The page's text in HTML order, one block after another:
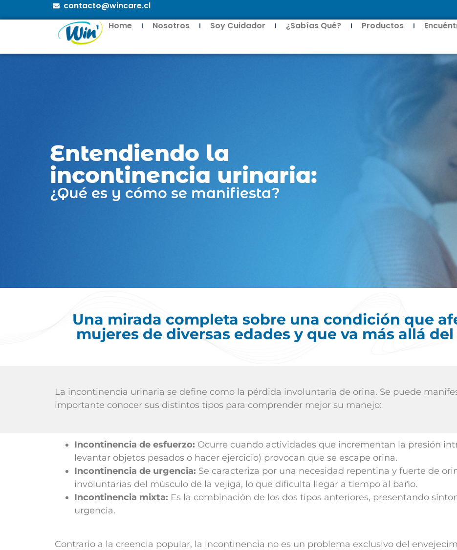
contacto@wincare.cl
Home
Nosotros Soy Cuidador ¿Sabías Qué? Productos
Entendiendo la
incontinencia urinaria:
¿Qué es y cómo se manifiesta?
Una mirada completa sobre una condición que
mujeres de diversas edades y que va más allá
La incontinencia urinaria se define como la pérdida involuntaria de orina. Se puede
importante conocer sus distintos tipos para comprender mejor su manejo:
Incontinencia de esfuerzo: Ocurre cuando actividades que incrementan la presión
levantar objetos pesados o hacer ejercicio) provocan que se escape orina.
Incontinencia de urgencia: Se caracteriza por una necesidad repentina y fuerte de
involuntarias del músculo de la vejiga, lo que dificulta llegar a tiempo al baño.
Incontinencia mixta: Es la combinación de los dos tipos anteriores, presentando
urgencia.
Contrario a la creencia popular, la incontinencia no es un problema exclusivo del